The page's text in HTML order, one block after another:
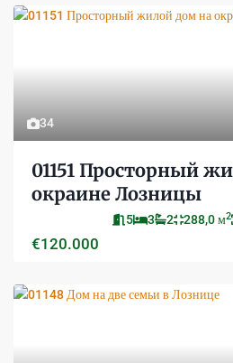
34
01151 Просторный
окраине Лозницы
5 3 2 288,0 м2
€120.000